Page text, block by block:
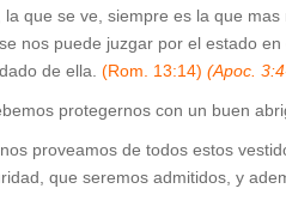
la que se ve, siempre es la que
nos puede juzgar por el estado
de ella. (Rom. 13:14) (Apoc.
protegernos con un buen
proveamos de todos estos
que seremos admitidos, y